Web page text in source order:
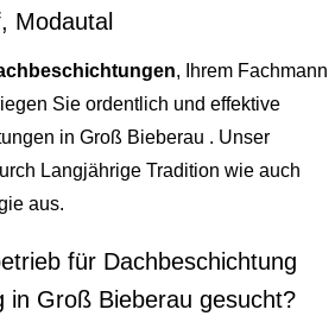
Modautal
, Ihrem Fachmann
Sie ordentlich und effektive
in Groß Bieberau . Unser
Langjährige Tradition wie auch
aus.
für Dachbeschichtung
in Groß Bieberau gesucht?